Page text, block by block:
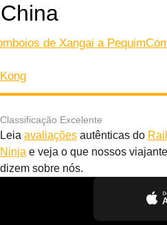
de Xangai a Pequim
Classificação Excelente
Leia avaliaçõesautênticas do Rail
Ninja e veja o que nossos
dizem sobre nós.